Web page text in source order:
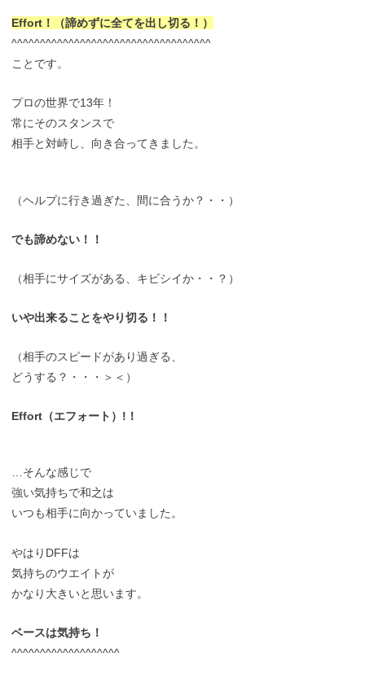
Effort！（諦めずに全てを出し切る！）
^^^^^^^^^^^^^^^^^^^^^^^^^^^^^^^^^^^
ことです。
プロの世界で13年！
常にそのスタンスで
相手と対峙し、向き合ってきました。
（ヘルプに行き過ぎた、間に合うか？・・）
でも諦めない！！
（相手にサイズがある、キビシイか・・？）
いや出来ることをやり切る！！
（相手のスピードがあり過ぎる、
どうする？・・・＞＜）
Effort（エフォート）!！
…そんな感じで
強い気持ちで和之は
いつも相手に向かっていました。
やはりDFFは
気持ちのウエイトが
かなり大きいと思います。
ベースは気持ち！
^^^^^^^^^^^^^^^^^^^